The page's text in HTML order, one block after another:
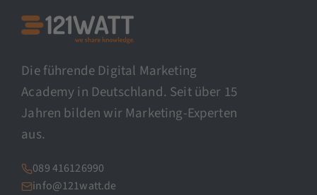
Die führende Digital Marketing
Academy in Deutschland. Seit über 15
Jahren bilden wir Marketing-Experten
aus.
089 416126990
info@121watt.de